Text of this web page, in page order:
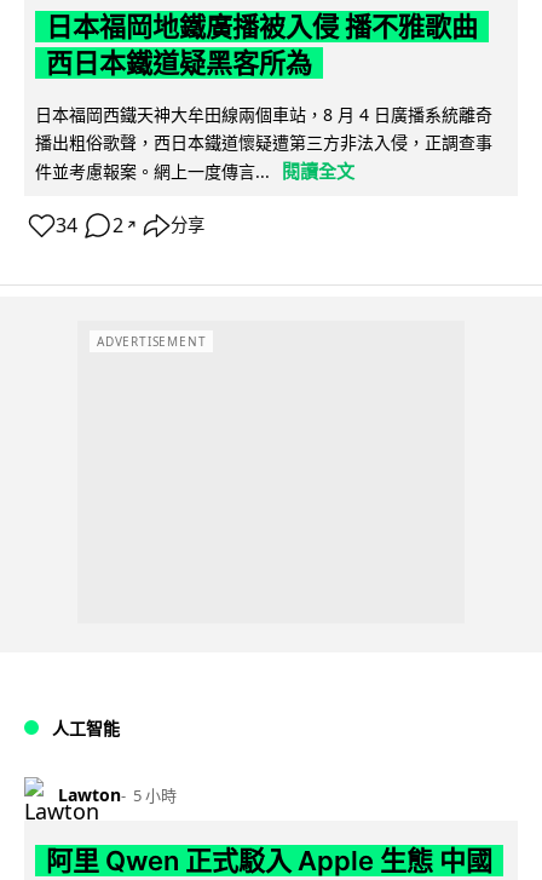
日本福岡地鐵廣播被入侵 播不雅歌曲
西日本鐵道疑黑客所為
日本福岡西鐵天神大牟田線兩個車站，8 月 4 日廣播系統離奇
播出粗俗歌聲，西日本鐵道懷疑遭第三方非法入侵，正調查事
件並考慮報案。網上一度傳言...
閱讀全文
34 2 ↗ 分享
ADVERTISEMENT
人工智能
Lawton 5 小時
阿里 Qwen 正式駁入 Apple 生態 中國